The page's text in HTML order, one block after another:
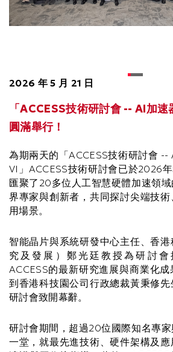
2026 年 5 月 21 日
「ACCESS技術研討會 -- AI加速
圓滿舉行！
為期兩天的「ACCESS技術研討會 --
VI」ACCESS技術研討會已於2026
匯聚了20多位人工智慧硬體加速領
界專家與創新者，共同探討尖端技
用場景。
智能晶片與系統研發中心主任、香
究及發展）鄭光廷教授為研討
ACCESS的最新研究進展與商業化
到香港科技園公司行政總裁黃秉修
研討會致開幕辭。
研討會期間，超過20位國際知名專
一堂，就最先進技術、硬件架構及